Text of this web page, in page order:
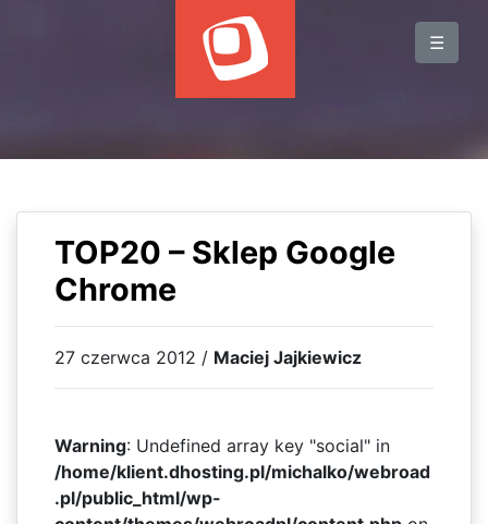
☰
BLOG
WYDARZENIA
HOSTING
TOP20 – Sklep Google
Chrome
27 czerwca 2012 / Maciej Jajkiewicz
Warning: Undefined array key "social" in
/home/klient.dhosting.pl/michalko/webroad
.pl/public_html/wp-